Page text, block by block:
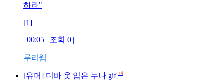
하라"
[1]
| 00:05 | 조회 0 |
루리웹
[유머] 디바 옷 입은 누나 gif +4